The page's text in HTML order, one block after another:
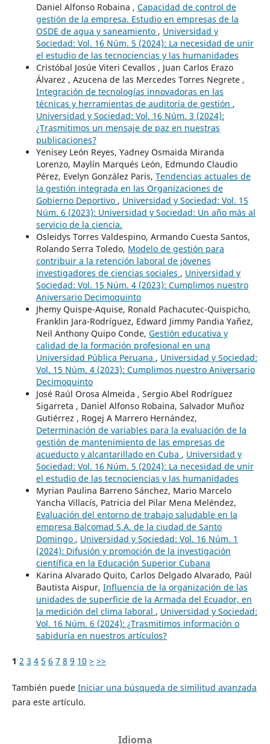
Daniel Alfonso Robaina , Capacidad de control de
gestión de la empresa. Estudio en empresas de la
OSDE de agua y saneamiento , Universidad y
Sociedad: Vol. 16 Núm. 5 (2024): La necesidad de unir
el estudio de las tecnociencias y las humanidades
Cristóbal Josúe Viteri Cevallos , Juan Carlos Erazo
Álvarez , Azucena de las Mercedes Torres Negrete ,
Integración de tecnologías innovadoras en las
técnicas y herramientas de auditoría de gestión ,
Universidad y Sociedad: Vol. 16 Núm. 3 (2024):
¿Trasmitimos un mensaje de paz en nuestras
publicaciones?
Yenisey León Reyes, Yadney Osmaida Miranda
Lorenzo, Maylín Marqués León, Edmundo Claudio
Pérez, Evelyn González Paris, Tendencias actuales de
la gestión integrada en las Organizaciones de
Gobierno Deportivo , Universidad y Sociedad: Vol. 15
Núm. 6 (2023): Universidad y Sociedad: Un año más al
servicio de la ciencia.
Osleidys Torres Valdespino, Armando Cuesta Santos,
Rolando Serra Toledo, Modelo de gestión para
contribuir a la retención laboral de jóvenes
investigadores de ciencias sociales , Universidad y
Sociedad: Vol. 15 Núm. 4 (2023): Cumplimos nuestro
Aniversario Decimoquinto
Jhemy Quispe-Aquise, Ronald Pachacutec-Quispicho,
Franklin Jara-Rodríguez, Edward Jimmy Pandia Yañez,
Neil Anthony Quipo Conde, Gestión educativa y
calidad de la formación profesional en una
Universidad Pública Peruana , Universidad y Sociedad:
Vol. 15 Núm. 4 (2023): Cumplimos nuestro Aniversario
Decimoquinto
José Raúl Orosa Almeida , Sergio Abel Rodríguez
Sigarreta , Daniel Alfonso Robaina, Salvador Muñoz
Gutiérrez , Rogej A Marrero Hernández,
Determinación de variables para la evaluación de la
gestión de mantenimiento de las empresas de
acueducto y alcantarillado en Cuba , Universidad y
Sociedad: Vol. 16 Núm. 5 (2024): La necesidad de unir
el estudio de las tecnociencias y las humanidades
Myrian Paulina Barreno Sánchez, Mario Marcelo
Yancha Villacís, Patricia del Pilar Mena Meléndez,
Evaluación del entorno de trabajo saludable en la
empresa Balcomad S.A. de la ciudad de Santo
Domingo , Universidad y Sociedad: Vol. 16 Núm. 1
(2024): Difusión y promoción de la investigación
científica en la Educación Superior Cubana
Karina Alvarado Quito, Carlos Delgado Alvarado, Paúl
Bautista Aispur, Influencia de la organización de las
unidades de superficie de la Armada del Ecuador, en
la medición del clima laboral , Universidad y Sociedad:
Vol. 16 Núm. 6 (2024): ¿Trasmitimos información o
sabiduría en nuestros artículos?
1 2 3 4 5 6 7 8 9 10 > >>
También puede Iniciar una búsqueda de similitud avanzada
para este artículo.
Idioma